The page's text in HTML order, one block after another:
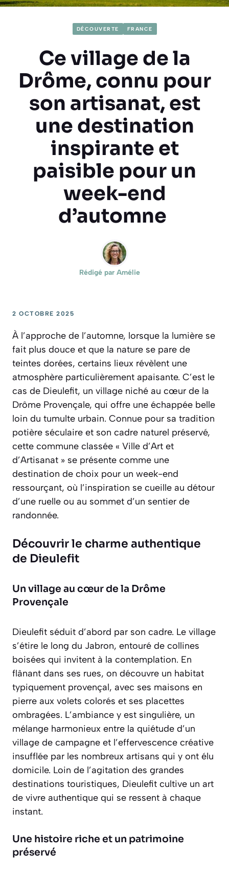
DÉCOUVERTE FRANCE
Ce village de la
Drôme, connu pour
son artisanat, est
une destination
inspirante et
paisible pour un
week-end
d’automne
Rédigé par Amélie
2 OCTOBRE 2025
À l’approche de l’automne, lorsque la lumière se
fait plus douce et que la nature se pare de
teintes dorées, certains lieux révèlent une
atmosphère particulièrement apaisante. C’est le
cas de Dieulefit, un village niché au cœur de la
Drôme Provençale, qui offre une échappée belle
loin du tumulte urbain. Connue pour sa tradition
potière séculaire et son cadre naturel préservé,
cette commune classée « Ville d’Art et
d’Artisanat » se présente comme une
destination de choix pour un week-end
ressourçant, où l’inspiration se cueille au détour
d’une ruelle ou au sommet d’un sentier de
randonnée.
Découvrir le charme authentique
de Dieulefit
Un village au cœur de la Drôme
Provençale
Dieulefit séduit d’abord par son cadre. Le village
s’étire le long du Jabron, entouré de collines
boisées qui invitent à la contemplation. En
flânant dans ses rues, on découvre un habitat
typiquement provençal, avec ses maisons en
pierre aux volets colorés et ses placettes
ombragées. L’ambiance y est singulière, un
mélange harmonieux entre la quiétude d’un
village de campagne et l’effervescence créative
insufflée par les nombreux artisans qui y ont élu
domicile. Loin de l’agitation des grandes
destinations touristiques, Dieulefit cultive un art
de vivre authentique qui se ressent à chaque
instant.
Une histoire riche et un patrimoine
préservé